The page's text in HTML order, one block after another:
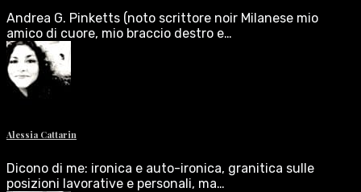
Andrea G. Pinketts (noto scrittore noir Milanese mio
amico di cuore, mio braccio destro e…
Alessia Cattarin
Dicono di me: ironica e auto-ironica, granitica sulle
posizioni lavorative e personali, ma…